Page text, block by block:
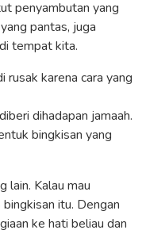
penyambutan yang
pantas, juga
tempat kita.
rusak karena cara yang
dihadapan jamaah.
bingkisan yang
lain. Kalau mau
itu. Dengan
ke hati beliau dan